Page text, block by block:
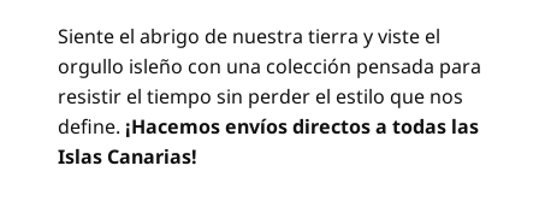
Siente el abrigo de nuestra tierra y viste el
orgullo isleño con una colección pensada para
resistir el tiempo sin perder el estilo que nos
define. ¡Hacemos envíos directos a todas las
Islas Canarias!